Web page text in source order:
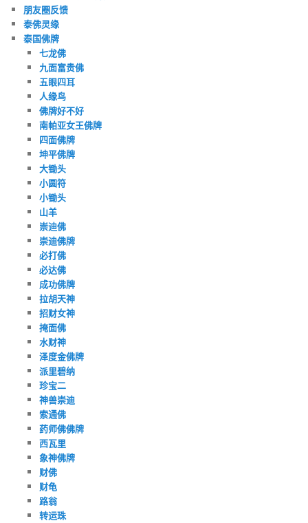
朋友圈反馈
泰佛灵缘
泰国佛牌
七龙佛
九面富贵佛
五眼四耳
人缘鸟
佛牌好不好
南帕亚女王佛牌
四面佛牌
坤平佛牌
大锄头
小圆符
小锄头
山羊
崇迪佛
崇迪佛牌
必打佛
必达佛
成功佛牌
拉胡天神
招财女神
掩面佛
水财神
泽度金佛牌
派里碧纳
珍宝二
神兽崇迪
索通佛
药师佛佛牌
西瓦里
象神佛牌
财佛
财龟
路翁
转运珠